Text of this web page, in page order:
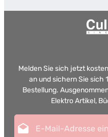
Melden Sie sich jetzt
an und sichern Sie sich
Bestellung.
Elektro Artikel,